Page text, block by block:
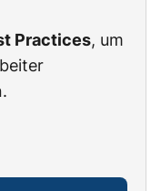
Practices, um